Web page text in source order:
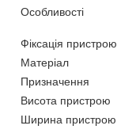
Особливості
Фіксація пристрою
Матеріал
Призначення
Висота пристрою
Ширина пристрою